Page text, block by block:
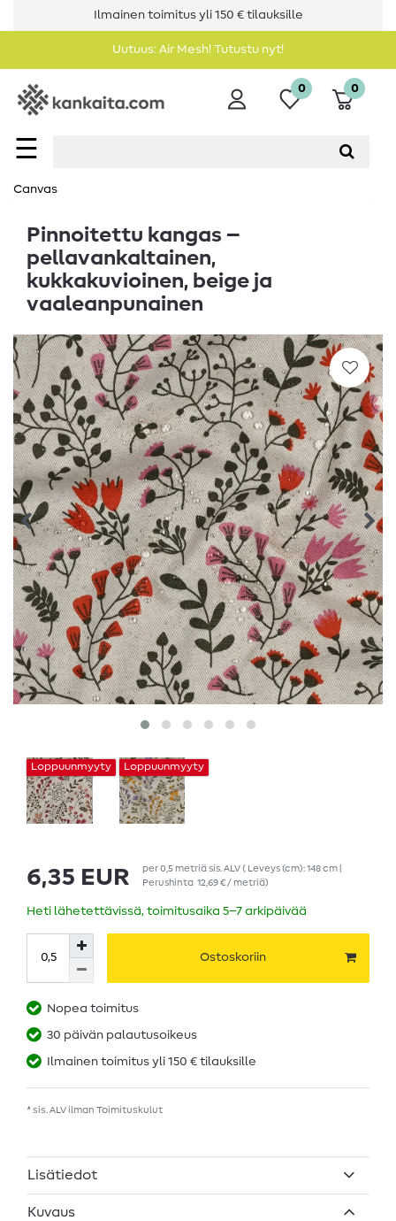
Ilmainen toimitus yli 150 € tilauksille
Uutuus: Air Mesh! Tutustu nyt!
☰
0 0
Canvas
Pinnoitettu kangas –
pellavankaltainen,
kukkakuvioinen, beige ja
vaaleanpunainen
Loppuunmyyty Loppuunmyyty
6,35 EUR per0,5 metriäsis. ALV( Leveys (cm): 148 cm |
Perushinta 12,69 € / metriä)
Heti lähetettävissä, toimitusaika 5–7 arkipäivää
Ostoskoriin
Nopea toimitus
30 päivän palautusoikeus
Ilmainen toimitus yli 150 € tilauksille
* sis. ALV ilman Toimituskulut
Lisätiedot
Kuvaus